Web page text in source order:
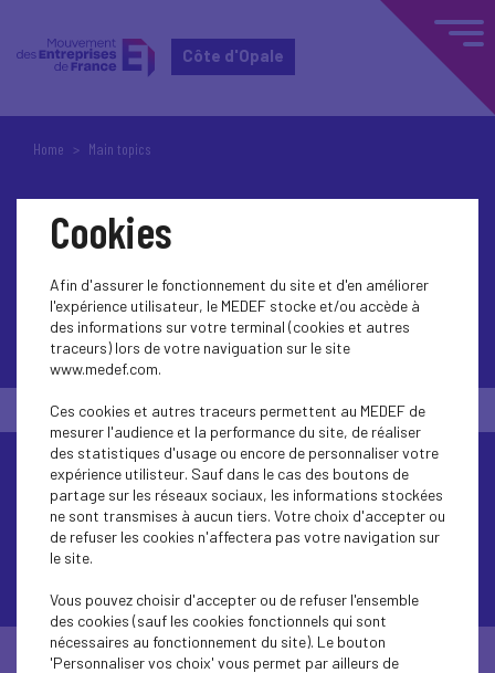
Côte d'Opale
Home Main topics
Main topics
© Medef Côte d'Opale 2026 - Mentions légales
Cookies
Afin d'assurer le fonctionnement du site et d'en améliorer
l'expérience utilisateur, le MEDEF stocke et/ou accède à
des informations sur votre terminal (cookies et autres
traceurs) lors de votre naviguation sur le site
www.medef.com.
Ces cookies et autres traceurs permettent au MEDEF de
mesurer l'audience et la performance du site, de réaliser
des statistiques d'usage ou encore de personnaliser votre
expérience utilisteur. Sauf dans le cas des boutons de
partage sur les réseaux sociaux, les informations stockées
ne sont transmises à aucun tiers. Votre choix d'accepter ou
de refuser les cookies n'affectera pas votre navigation sur
le site.
Vous pouvez choisir d'accepter ou de refuser l'ensemble
des cookies (sauf les cookies fonctionnels qui sont
nécessaires au fonctionnement du site). Le bouton
'Personnaliser vos choix' vous permet par ailleurs de